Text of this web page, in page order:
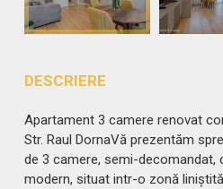
DESCRIERE
Apartament 3 camere renovat
Str. Raul DornaVă prezentăm
de 3 camere, semi-
modern, situat intr-o zonă